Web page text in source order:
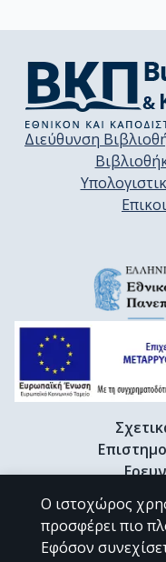
Διεύθυνση
Διδακτορικές
Ο ιστοχώρος
προσφέρει πιο
Εφόσον